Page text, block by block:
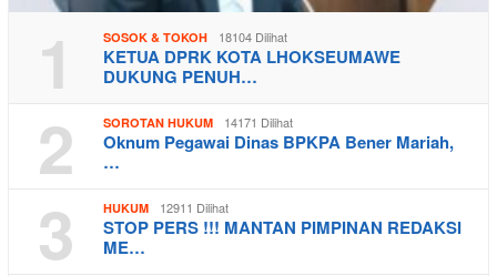
1 SOSOK & TOKOH 18104 Dilihat
KETUA DPRK KOTA LHOKSEUMAWE
DUKUNG PENUH…
2 SOROTAN HUKUM 14171 Dilihat
Oknum Pegawai Dinas BPKPA Bener Mariah,
…
3 HUKUM 12911 Dilihat
STOP PERS !!! MANTAN PIMPINAN REDAKSI
ME…